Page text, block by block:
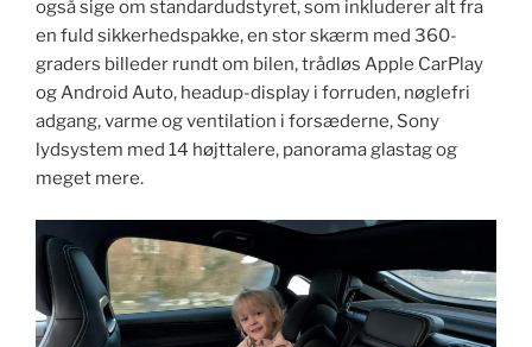
også sige om standardudstyret, som inkluderer alt fra
en fuld sikkerhedspakke, en stor skærm med 360-
graders billeder rundt om bilen, trådløs Apple CarPlay
og Android Auto, headup-display i forruden, nøglefri
adgang, varme og ventilation i forsæderne, Sony
lydsystem med 14 højttalere, panorama glastag og
meget mere.